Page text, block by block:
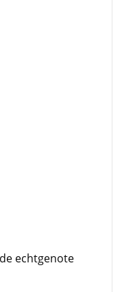
echtgenote